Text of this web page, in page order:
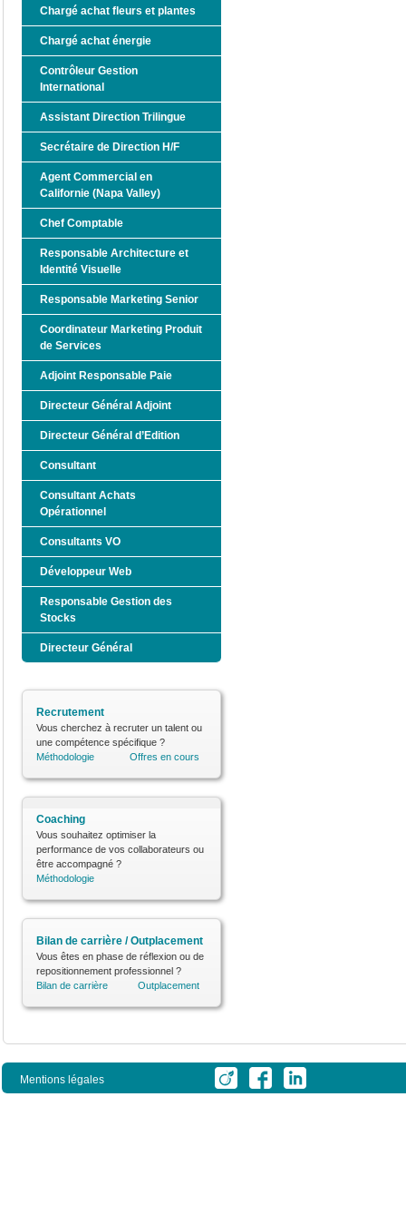
Chargé achat fleurs et plantes
Chargé achat énergie
Contrôleur Gestion
International
Assistant Direction Trilingue
Secrétaire de Direction H/F
Agent Commercial en
Californie (Napa Valley)
Chef Comptable
Responsable Architecture et
Identité Visuelle
Responsable Marketing Senior
Coordinateur Marketing Produit
de Services
Adjoint Responsable Paie
Directeur Général Adjoint
Directeur Général d’Edition
Consultant
Consultant Achats
Opérationnel
Consultants VO
Développeur Web
Responsable Gestion des
Stocks
Directeur Général
Recrutement
Vous cherchez à recruter un talent ou
une compétence spécifique ?
Méthodologie
Offres en cours
Coaching
Vous souhaitez optimiser la
performance de vos collaborateurs ou
être accompagné ?
Méthodologie
Bilan de carrière / Outplacement
Vous êtes en phase de réflexion ou de
repositionnement professionnel ?
Bilan de carrière
Outplacement
Mentions légales